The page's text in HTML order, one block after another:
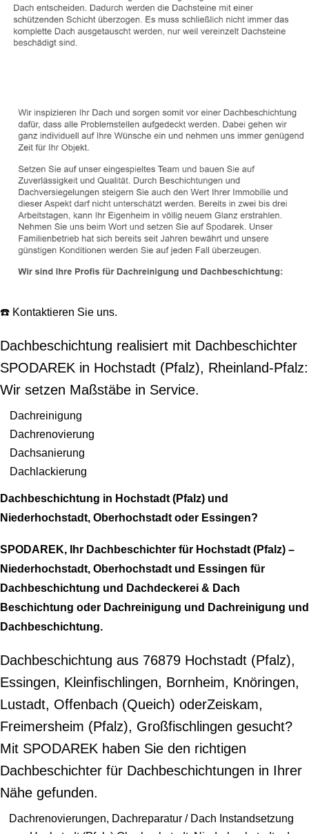
☎️ Kontaktieren Sie uns.
Dachbeschichtung realisiert mit Dachbeschichter
SPODAREK in Hochstadt (Pfalz), Rheinland-Pfalz:
Wir setzen Maßstäbe in Service.
Dachreinigung
Dachrenovierung
Dachsanierung
Dachlackierung
Dachbeschichtung in Hochstadt (Pfalz) und
Niederhochstadt, Oberhochstadt oder Essingen?
SPODAREK, Ihr Dachbeschichter für Hochstadt (Pfalz) –
Niederhochstadt, Oberhochstadt und Essingen für
Dachbeschichtung und Dachdeckerei & Dach
Beschichtung oder Dachreinigung und Dachreinigung und
Dachbeschichtung.
Dachbeschichtung aus 76879 Hochstadt (Pfalz),
Essingen, Kleinfischlingen, Bornheim, Knöringen,
Lustadt, Offenbach (Queich) oderZeiskam,
Freimersheim (Pfalz), Großfischlingen gesucht?
Mit SPODAREK haben Sie den richtigen
Dachbeschichter für Dachbeschichtungen in Ihrer
Nähe gefunden.
Dachrenovierungen, Dachreparatur / Dach Instandsetzung